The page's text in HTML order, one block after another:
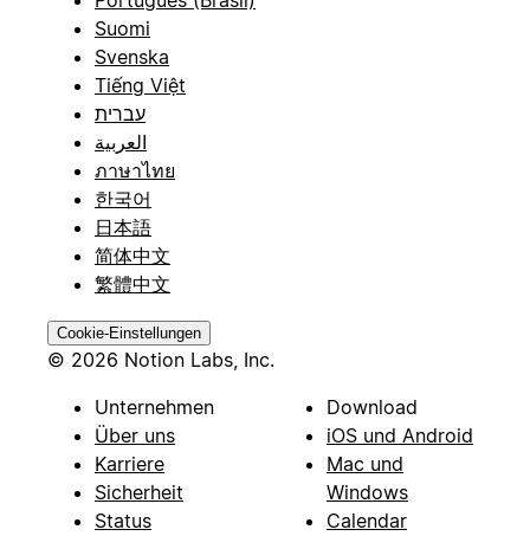
Suomi
Svenska
Tiếng Việt
עברית
العربية
ภาษาไทย
한국어
日本語
简体中文
繁體中文
Cookie-Einstellungen
© 2026 Notion Labs, Inc.
Unternehmen
Über uns
Karriere
Sicherheit
Status
Download
iOS und Android
Mac und
Windows
Calendar